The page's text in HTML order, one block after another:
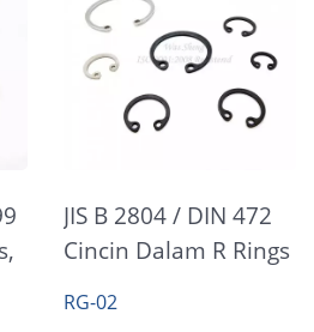
JIS B 2804 / DIN 472
Cincin Dalam R Rings
RG-02